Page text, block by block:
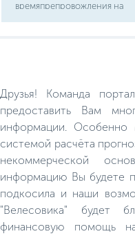
времяпрепровождения на
Друзья! Команда
предоставить Вам
информации. Особенно
системой расчёта
некоммерческой
информацию Вы будете
подкосила и наши
"Велесовика" будет
финансовую помощь